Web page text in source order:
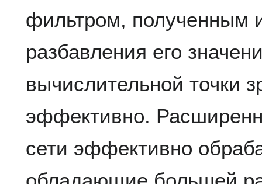
фильтром, полученным
разбавления его
вычислительной точки
эффективно.
сети эффективно